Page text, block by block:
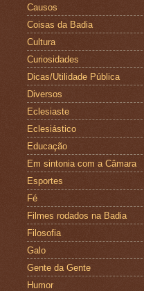
Causos
Coisas da Badia
Cultura
Curiosidades
Dicas/Utilidade Pública
Diversos
Eclesiaste
Eclesiástico
Educação
Em sintonia com a Câmara
Esportes
Fé
Filmes rodados na Badia
Filosofia
Galo
Gente da Gente
Humor